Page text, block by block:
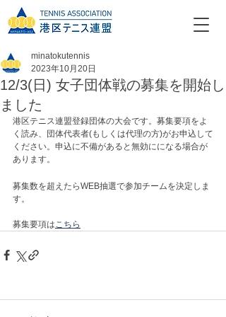
12/3(日) 女子団体戦の募集を開始し
ました
minatokutennis
2023年10月20日
港区テニス連盟登録団体の大会です。募集要項をよ
く読み、団体代表者(もしくは代理の方)がお申込して
ください。申込に不備があると無効にになる場合が
あります。
募集数を超えたらWEB抽選で参加チームを決定しま
す。
募集要項はこちら